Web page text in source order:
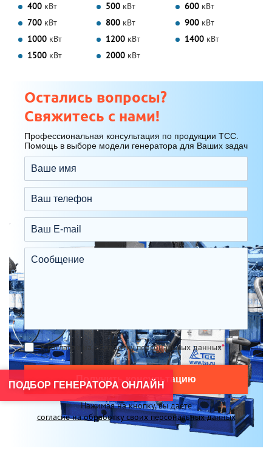
400 кВт 500 кВт 600 кВт
700 кВт 800 кВт 900 кВт
1000 кВт 1200 кВт 1400 кВт
1500 кВт 2000 кВт
Остались вопросы?
Свяжитесь с нами!
Профессиональная консультация по продукции ТСС.
Помощь в выборе модели генератора для Ваших задач
Я согласен на обработку персональных данных*
Получить консультацию
Нажимая на кнопку, вы даете
согласие на обработку своих персональных данных
ПОДБОР ГЕНЕРАТОРА ОНЛАЙН